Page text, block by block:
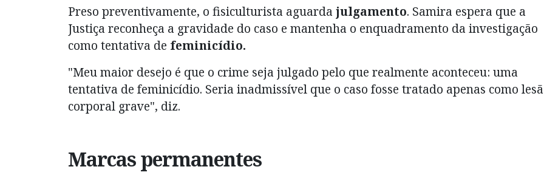
Preso preventivamente, o fisiculturista aguardajulgamento. Samira espera que a
Justiça reconheça a gravidade do caso e mantenha o enquadramento da investigação
como tentativa de feminicídio.
"Meu maior desejo é que o crime seja julgado pelo que realmente aconteceu: uma
tentativa de feminicídio. Seria inadmissível que o caso fosse tratado apenas como
corporal grave", diz.
Marcas permanentes